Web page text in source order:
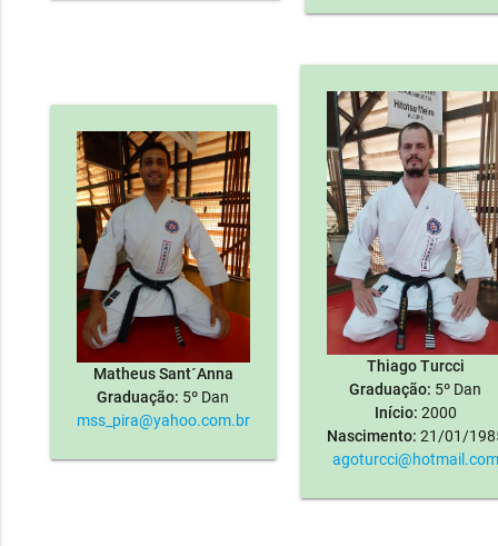
Matheus Sant´Anna
Graduação: 5º Dan
mss_pira@yahoo.com.br
Thiago Turcci
Graduação: 5º Dan
Início: 2000
Nascimento: 21/01/
agoturcci@hotmail.com